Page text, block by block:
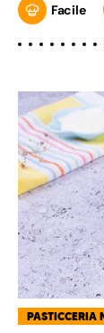
Facile
PASTICCERIA